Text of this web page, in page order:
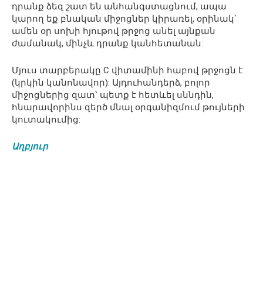
դրանք ձեզ շատ են անհանգստացնում, ապա
կարող եք բնական միջոցներ կիրառել, օրինակ՝
ամեն օր սոխի հյութով թրջոց անել այնքան
ժամանակ, մինչև դրանք կանհետանան:
Մյուս տարբերակը С վիտամինի հաբով թրջոցն է
(կրկին կանոնավոր): Այդուհանդերձ, բոլոր
միջոցներից զատ՝ պետք է հետևել սննդին,
հնարավորինս զերծ մնալ օրգանիզմում թույների
կուտակումից:
Աղբյուր